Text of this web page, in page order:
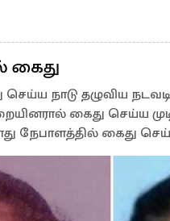
கைது
நாடு தழுவிய
கைது செய்ய
நேபாளத்தில் கைது